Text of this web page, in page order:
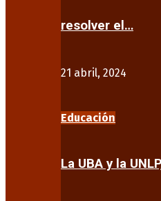
resolver el…
21 abril, 2024
Educación
La UBA y la